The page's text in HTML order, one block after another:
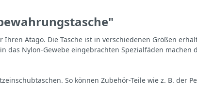
Atago. Die Tasche ist in verschiedenen Größen
Nylon-Gewebe eingebrachten Spezialfäden machen
So können Zubehör-Teile wie z. B. der